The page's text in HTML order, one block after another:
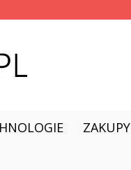
ZAKUPY